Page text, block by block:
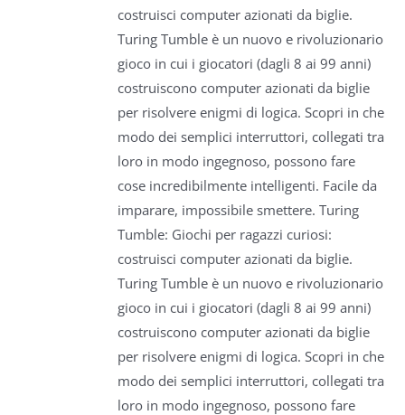
costruisci computer azionati da biglie.
Turing Tumble è un nuovo e rivoluzionario
gioco in cui i giocatori (dagli 8 ai 99 anni)
costruiscono computer azionati da biglie
per risolvere enigmi di logica. Scopri in che
modo dei semplici interruttori, collegati tra
loro in modo ingegnoso, possono fare
cose incredibilmente intelligenti. Facile da
imparare, impossibile smettere. Turing
Tumble: Giochi per ragazzi curiosi:
costruisci computer azionati da biglie.
Turing Tumble è un nuovo e rivoluzionario
gioco in cui i giocatori (dagli 8 ai 99 anni)
costruiscono computer azionati da biglie
per risolvere enigmi di logica. Scopri in che
modo dei semplici interruttori, collegati tra
loro in modo ingegnoso, possono fare